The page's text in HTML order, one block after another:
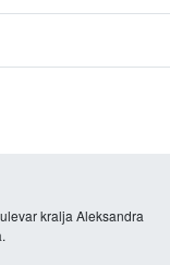
kralja Aleksandra